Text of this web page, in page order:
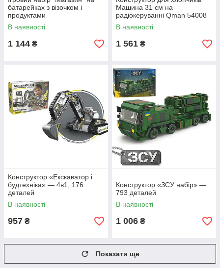
батарейках з візочком і
продуктами
В наявності
1 144 ₴
Машина 31 см на
радіокеруванні Qman 54008
(підключається до телефону)
В наявності
1 561 ₴
Конструктор «Екскаватор і
будтехніка» — 4в1, 176
деталей
В наявності
957 ₴
Конструктор «ЗСУ набір» —
793 деталей
В наявності
1 006 ₴
Показати ще